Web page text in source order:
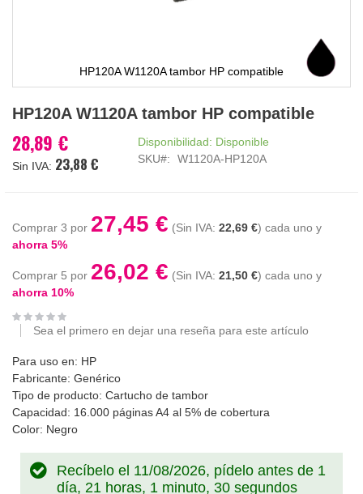
HP120A W1120A tambor HP compatible
al
de
la
HP120A W1120A tambor HP compatible
28,89 €
23,88 €
Disponibilidad: Disponible
SKU
W1120A-HP120A
Comprar 3 por 27,45 € 22,69 € cada uno y
ahorra 5%
Comprar 5 por 26,02 € 21,50 € cada uno y
ahorra 10%
Sea el primero en dejar una reseña para este artículo
Para uso en: HP
Fabricante: Genérico
Tipo de producto: Cartucho de tambor
Capacidad: 16.000 páginas A4 al 5% de cobertura
Color: Negro
Recíbelo el 11/08/2026, pídelo antes de 1
día, 21 horas, 1 minuto, 30 segundos